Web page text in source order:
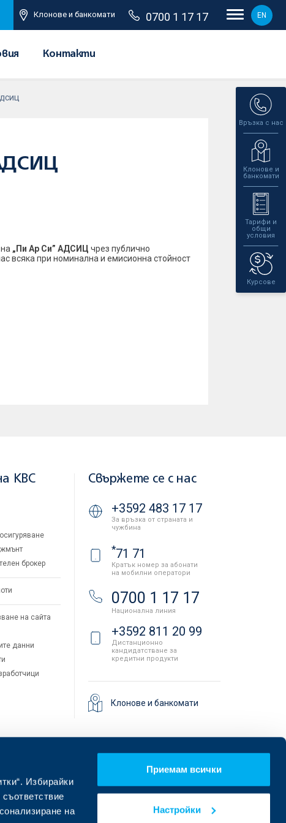
Избирайки
на
Приемам всички
Настройки
Клонове и банкомати 0700 1 17 17 EN
Контакти
Връзка с нас
Клонове и
банкомати
Тарифи и
общи
условия
Курсове
„Пи Ар Си” АДСИЦ чрез публично
всяка при номинална и емисионна стойност
KBC
брокер
на сайта
данни
Свържете се с нас
+3592 483 17 17
За връзка от страната и
чужбина
*71 71
Кратък номер за абонати
на мобилни оператори
0700 1 17 17
Национална линия
+3592 811 20 99
Дистанционно
кандидатстване за
кредитни продукти
Клонове и банкомати